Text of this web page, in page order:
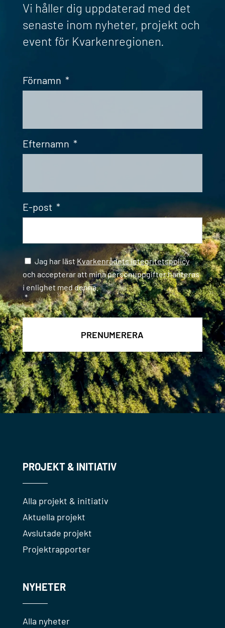
Vi håller dig uppdaterad med det
senaste inom nyheter, projekt och
event för Kvarkenregionen.
Förnamn *
Efternamn *
E-post *
Samtycke *
Jag har läst Kvarkenrådets integritetspolicy
och accepterar att mina personuppgifter hanteras
i enlighet med denna.
*
PROJEKT & INITIATIV
Alla projekt & initiativ
Aktuella projekt
Avslutade projekt
Projektrapporter
NYHETER
Alla nyheter